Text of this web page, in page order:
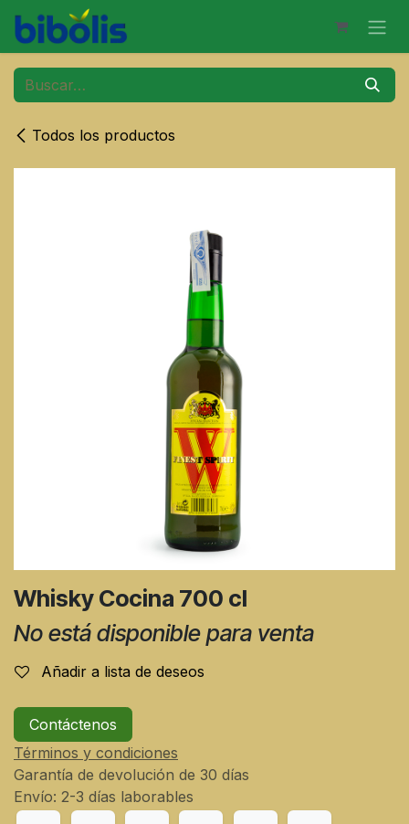
Ir al contenido
Todos los productos
Whisky Cocina 700 cl
No está disponible para venta
Añadir a lista de deseos
Contáctenos
Términos y condiciones
Garantía de devolución de 30 días
Envío: 2-3 días laborables